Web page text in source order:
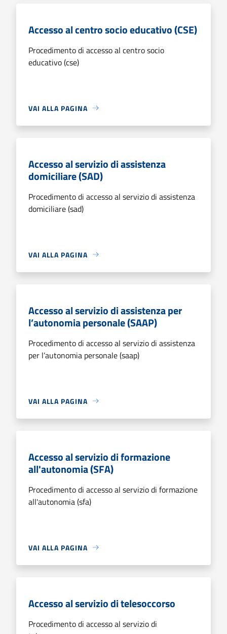
Accesso al centro socio educativo (CSE)
Procedimento di accesso al centro socio
educativo (cse)
VAI ALLA PAGINA
Accesso al servizio di assistenza
domiciliare (SAD)
Procedimento di accesso al servizio di assistenza
domiciliare (sad)
VAI ALLA PAGINA
Accesso al servizio di assistenza per
l’autonomia personale (SAAP)
Procedimento di accesso al servizio di assistenza
per l’autonomia personale (saap)
VAI ALLA PAGINA
Accesso al servizio di formazione
all'autonomia (SFA)
Procedimento di accesso al servizio di formazione
all'autonomia (sfa)
VAI ALLA PAGINA
Accesso al servizio di telesoccorso
Procedimento di accesso al servizio di